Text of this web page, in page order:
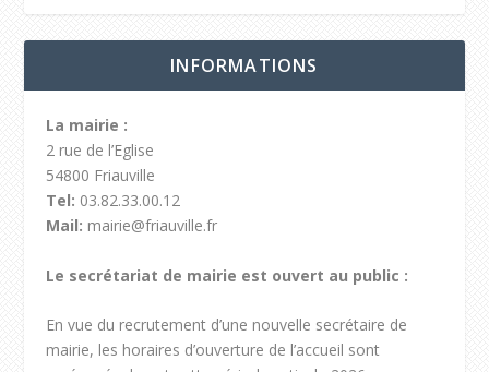
INFORMATIONS
La mairie :
2 rue de l’Eglise
54800 Friauville
Tel: 03.82.33.00.12
Mail: mairie@friauville.fr
Le secrétariat de mairie est ouvert au public :
En vue du recrutement d’une nouvelle secrétaire de
mairie, les horaires d’ouverture de l’accueil sont